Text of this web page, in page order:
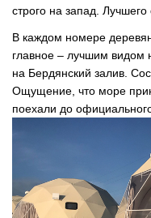
строго на запад.
В каждом номере
главное – лучшим видом
на Бердянский залив.
Ощущение, что море
поехали до